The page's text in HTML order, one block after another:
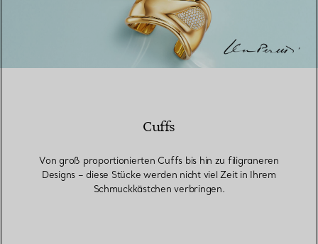
Cuffs
Von groß proportionierten Cuffs bis hin zu filigraneren
Designs – diese Stücke werden nicht viel Zeit in Ihrem
Schmuckkästchen verbringen.